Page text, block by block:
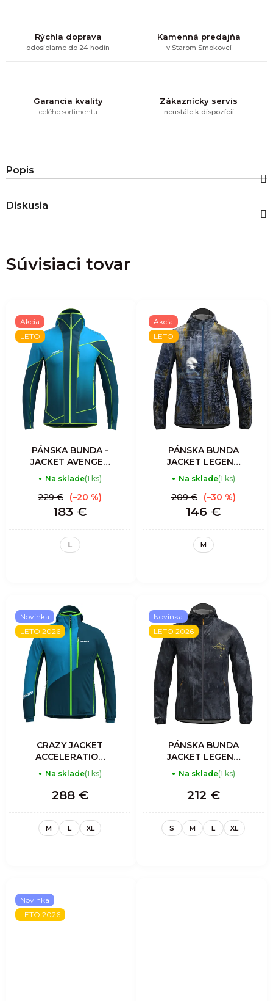
Rýchla doprava
odosielame do 24 hodín
Kamenná predajňa
v Starom Smokovci
Garancia kvality
celého sortimentu
Zákaznícky servis
neustále k dispozícii
Popis
Diskusia
Súvisiaci tovar
Akcia
LETO
PÁNSKA BUNDA -
JACKET AVENGER
LIGHT MAN -
ZENITH
Na sklade(1 ks)
183 €
229 € (–20 %)
L
Akcia
LETO
PÁNSKA BUNDA
JACKET LEGEND
SHELL - PRINT
LOST
Na sklade(1 ks)
146 €
209 € (–30 %)
M
Novinka
LETO 2026
CRAZY JACKET
ACCELERATION
LIGHT MAN
ZENITH
Na sklade(1 ks)
288 €
M L XL
Novinka
LETO 2026
PÁNSKA BUNDA
JACKET LEGEND
SHELL - SHADOW
Na sklade(1 ks)
212 €
S M L XL
Novinka
LETO 2026